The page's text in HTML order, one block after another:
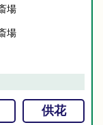
場
場
供花